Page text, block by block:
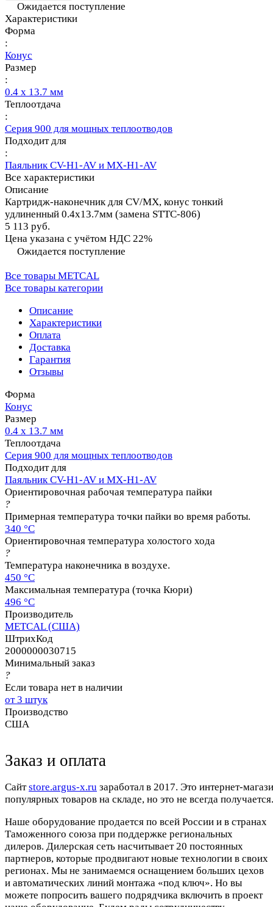
Ожидается поступление
Характеристики
Форма
:
Конус
Размер
:
0.4 х 13.7 мм
Теплоотдача
:
Серия 900 для мощных теплоотводов
Подходит для
:
Паяльник CV-H1-AV и MX-H1-AV
Все характеристики
Описание
Картридж-наконечник для СV/MX, конус тонкий
удлиненный 0.4х13.7мм (замена STTC-806)
5 113 руб.
Цена указана с учётом НДС 22%
Ожидается поступление
Все товары METCAL
Все товары категории
Описание
Характеристики
Оплата
Доставка
Гарантия
Отзывы
Форма
Конус
Размер
0.4 х 13.7 мм
Теплоотдача
Серия 900 для мощных теплоотводов
Подходит для
Паяльник CV-H1-AV и MX-H1-AV
Ориентировочная рабочая температура пайки
?
Примерная температура точки пайки во время работы.
340 °C
Ориентировочная температура холостого хода
?
Температура наконечника в воздухе.
450 °C
Максимальная температура (точка Кюри)
496 °C
Производитель
METCAL (США)
ШтрихКод
2000000030715
Минимальный заказ
?
Если товара нет в наличии
от 3 штук
Производство
США
Заказ и оплата
Cайтstore.argus-x.ru заработал в 2017. Это интернет-
популярных товаров на складе, но это не всегда
Наше оборудование продается по всей России и в странах
Таможенного союза при поддержке региональных
дилеров. Дилерская сеть насчитывает 20 постоянных
партнеров, которые продвигают новые технологии в своих
регионах. Мы не занимаемся оснащением больших цехов
и автоматических линий монтажа «под ключ». Но вы
можете попросить вашего подрядчика включить в проект